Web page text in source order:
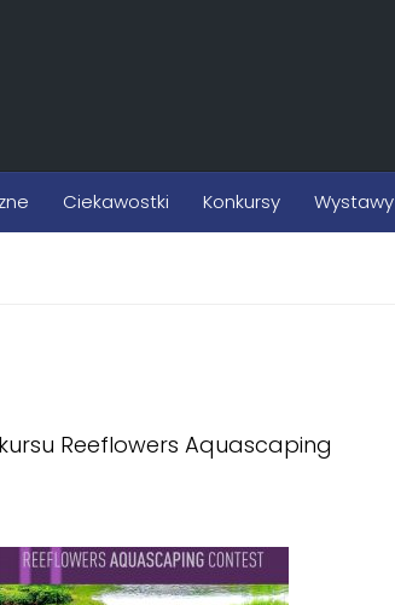
Ciekawostki Konkursy Wystawy
Reeflowers Aquascaping